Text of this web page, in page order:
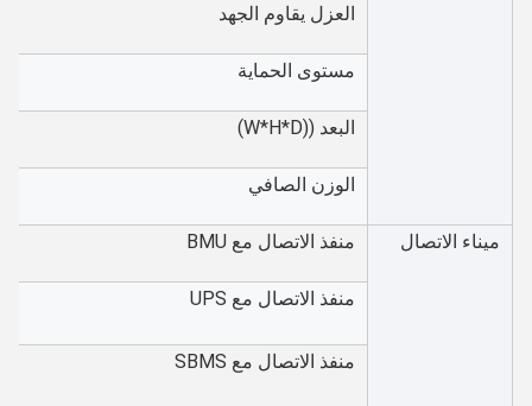
العزل يقاوم الجهد
مستوى الحماية
البعد ((W*H*D)
الوزن الصافي
ميناء الاتصال منفذ الاتصال مع BMU
منفذ الاتصال مع UPS
منفذ الاتصال مع SBMS